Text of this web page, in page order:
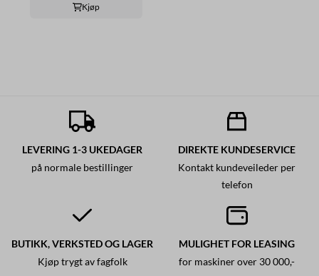
Kjøp
LEVERING 1-3 UKEDAGER
på normale bestillinger
DIREKTE KUNDESERVICE
Kontakt kundeveileder per
telefon
BUTIKK, VERKSTED OG LAGER
Kjøp trygt av fagfolk
MULIGHET FOR LEASING
for maskiner over 30 000,-